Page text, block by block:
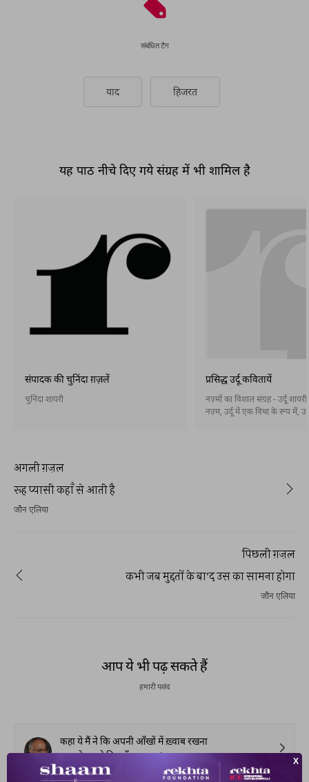
संबंधित टैग
याद हिजरत
यह पाठ नीचे दिए गये संग्रह में भी शामिल है
संपादक की चुनिंदा ग़ज़लें
चुनिंदा शायरी
प्रसिद्ध उर्दू कवितायें
नज़्मों का विशाल संग्रह - उर्दू
नज़्म, उर्दू में एक विधा के रूप में,
अगली ग़ज़ल
रूह प्यासी कहाँ से आती है
जौन एलिया
पिछली ग़ज़ल
कभी जब मुद्दतों के बा'द उस का सामना होगा
जौन एलिया
आप ये भी पढ़ सकते हैं
हमारी पसंद
कहा ये मैं ने कि अपनी आँखों में ख़्वाब रखना
कहा ये उस ने कि आँख रखना 'अज़ाब रखना
मुनीर अनवर